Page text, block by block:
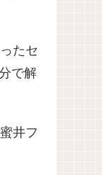
たセ
で解
井フ